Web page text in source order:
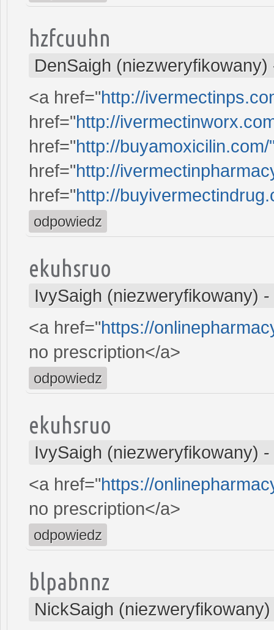
hzfcuuhn
DenSaigh (niezweryfikowany)
<a href="http://
href="http://
href="http://
href="http://
href="http://
odpowiedz
ekuhsruo
IvySaigh (niezweryfikowany) -
<a href="https://
no prescription</a>
odpowiedz
ekuhsruo
IvySaigh (niezweryfikowany) -
<a href="https://
no prescription</a>
odpowiedz
blpabnnz
NickSaigh (niezweryfikowany)